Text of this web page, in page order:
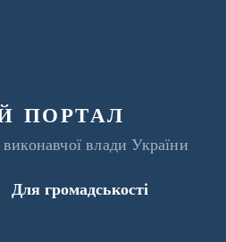
портал
влади України
Для громадськості